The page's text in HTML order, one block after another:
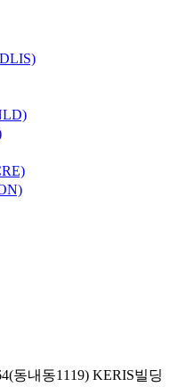
동내동1119) KERIS빌딩